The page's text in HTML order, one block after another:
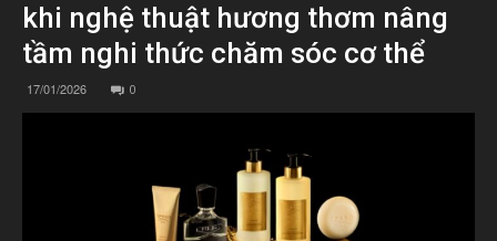
khi nghệ thuật hương thơm nâng
tầm nghi thức chăm sóc cơ thể
17/01/2026 0